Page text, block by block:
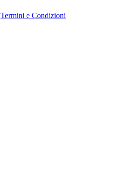
Termini e Condizioni